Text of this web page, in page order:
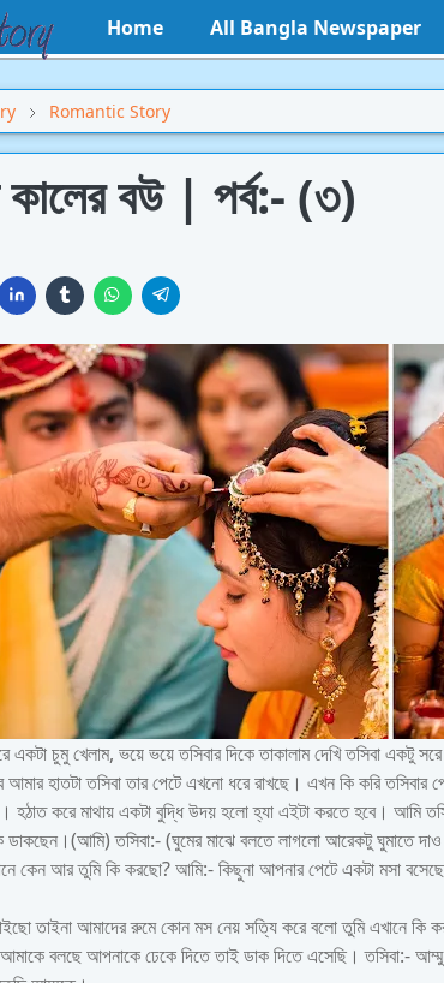
Home All Bangla Newspaper
Romantic Story
কালের বউ | পর্ব:- (৩)
চুমু খেলাম, ভয়ে ভয়ে তসিবার দিকে তাকালাম দেখি তসিবা একটু
আমার হাতটা তসিবা তার পেটে এখনো ধরে রাখছে। এখন কি করি তসিবার
হঠাত করে মাথায় একটা বুদ্ধি উদয় হলো হ্যা এইটা করতে হবে। আমি
ডাকছেন।(আমি) তসিবা:- (ঘুমের মাঝে বলতে লাগলো আরেকটু ঘুমাতে
কেন আর তুমি কি করছো? আমি:- কিছুনা আপনার পেটে একটা মসা
তাইনা আমাদের রুমে কোন মস নেয় সত্যি করে বলো তুমি এখানে
বলছে আপনাকে ঢেকে দিতে তাই ডাক দিতে এসেছি। তসিবা:-